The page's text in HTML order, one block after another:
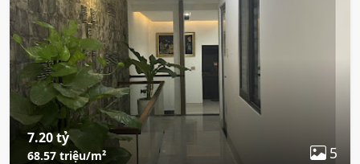
7.20 tỷ
68.57 triệu/m² 5